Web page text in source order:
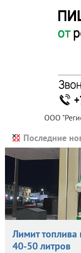
ООО
Последние
Лимит
40-50 литров